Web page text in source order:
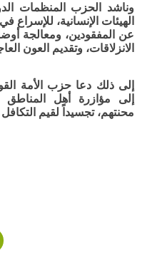
​وناشد الحزب المنظمات
الهيئات الإنسانية، للإسراع
عن المفقودين، ومعالجة
الانزلاقات، وتقديم العون
​إلى ذلك دعا حزب الأمة
إلى مؤازرة أهل
محنتهم، تجسيداً لقيم